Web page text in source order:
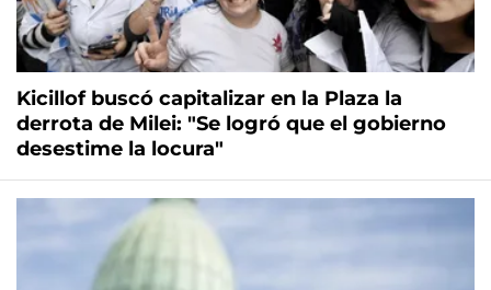
Kicillof buscó capitalizar en la Plaza la
derrota de Milei: "Se logró que el gobierno
desestime la locura"